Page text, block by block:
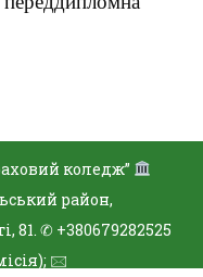
коледж”
район,
81. ✆ +380679282525
🖂